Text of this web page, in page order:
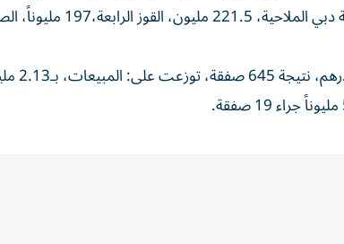
وبلغت الهبات، 1.33 مليار درهم، نتيجة 257 صفقة، أكبرها في: مدينة دبي الملاحية، 221.5
وعلى صعيد